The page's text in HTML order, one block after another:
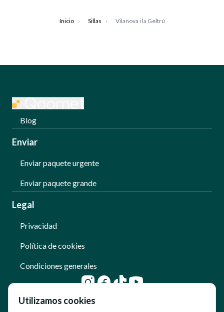
Inicio › Sillas › Vilanova i la Geltrú
Blog
Enviar
Enviar paquete urgente
Enviar paquete grande
Legal
Privacidad
Política de cookies
Condiciones generales
Utilizamos cookies